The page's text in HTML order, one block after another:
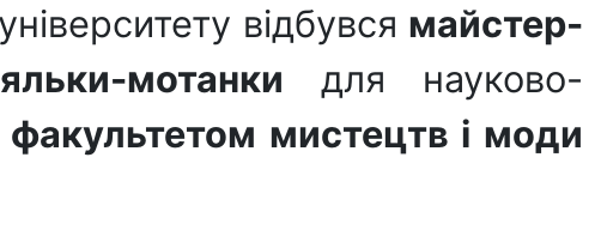
відбувся майстер-
мотанки для науково-
факультетом мистецтв і моди